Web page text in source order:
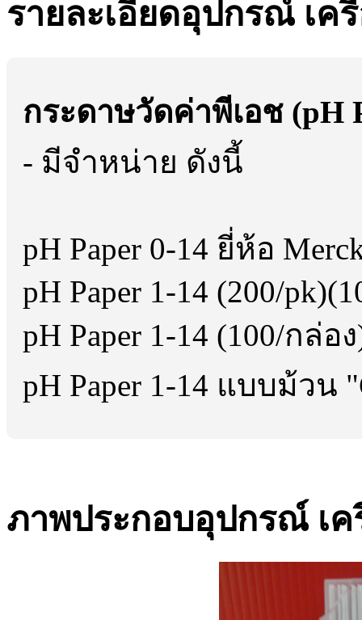
รายละเอียดอุปกรณ์ เค
กระดาษวัดค่าพีเอช (pH
- มีจำหน่าย ดังนี้
pH Paper 0-14 ยี่ห้อ
pH Paper 1-14 (200/
pH Paper 1-14 (100/กล่อ
pH Paper 1-14 แบบม้วน
ภาพประกอบอุปกรณ์ เค